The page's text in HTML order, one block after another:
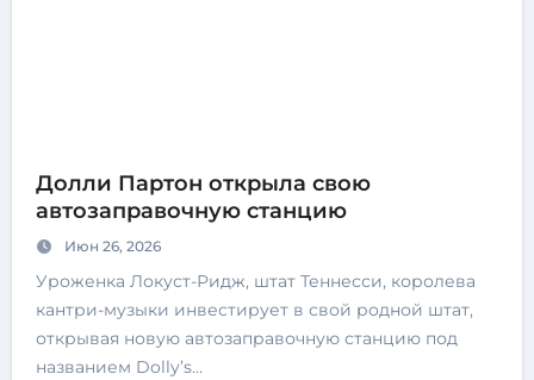
Долли Партон открыла свою
автозаправочную станцию
Июн 26, 2026
Уроженка Локуст-Ридж, штат Теннесси, королева
кантри-музыки инвестирует в свой родной штат,
открывая новую автозаправочную станцию ​​под
названием Dolly’s…